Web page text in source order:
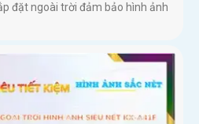
đặt ngoài trời đảm bảo hình ảnh